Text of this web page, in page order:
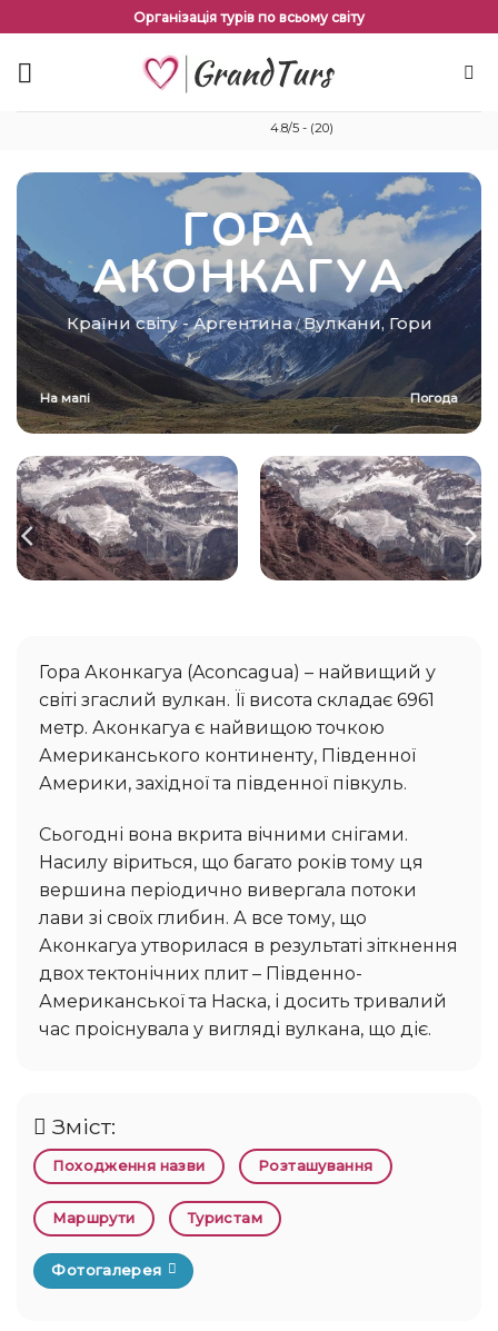
змісту
Організація турів по всьому світу
4.8/5 - (20)
ГОРА
АКОНКАГУА
Країни світу-Аргентина / Вулкани, Гори
На мапі Погода
Гора Аконкагуа (Aconcagua) – найвищий у
світі згаслий вулкан. Її висота складає 6961
метр. Аконкагуа є найвищою точкою
Американського континенту, Південної
Америки, західної та південної півкуль.
Сьогодні вона вкрита вічними снігами.
Насилу віриться, що багато років тому ця
вершина періодично вивергала потоки
лави зі своїх глибин. А все тому, що
Аконкагуа утворилася в результаті зіткнення
двох тектонічних плит – Південно-
Американської та Наска, і досить тривалий
час проіснувала у вигляді вулкана, що діє.
Зміст:
Походження назви Розташування
Маршрути Туристам
Фотогалерея